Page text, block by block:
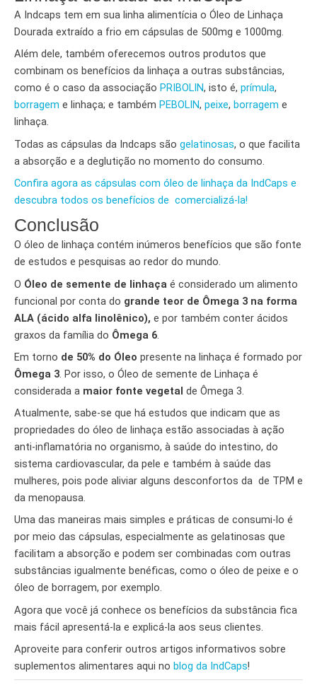
A Indcaps tem em sua linha alimentícia o Óleo de Linhaça
Dourada extraído a frio em cápsulas de 500mg e 1000mg.
Além dele, também oferecemos outros produtos que
combinam os benefícios da linhaça a outras substâncias,
como é o caso da associação PRIBOLIN, isto é, prímula,
borragem e linhaça; e também PEBOLIN, peixe, borragem e
linhaça.
Todas as cápsulas da Indcaps são gelatinosas, o que facilita
a absorção e a deglutição no momento do consumo.
Confira agora as cápsulas com óleo de linhaça da IndCaps e
descubra todos os benefícios de comercializá-la!
Conclusão
O óleo de linhaça contém inúmeros benefícios que são fonte
de estudos e pesquisas ao redor do mundo.
O Óleo de semente de linhaça é considerado um alimento
funcional por conta do grande teor de Ômega 3 na forma
ALA (ácido alfa linolênico), e por também conter ácidos
graxos da família do Ômega 6.
Em torno de 50% do Óleo presente na linhaça é formado por
Ômega 3. Por isso, o Óleo de semente de Linhaça é
considerada a maior fonte vegetal de Ômega 3.
Atualmente, sabe-se que há estudos que indicam que as
propriedades do óleo de linhaça estão associadas à ação
anti-inflamatória no organismo, à saúde do intestino, do
sistema cardiovascular, da pele e também à saúde das
mulheres, pois pode aliviar alguns desconfortos da de TPM e
da menopausa.
Uma das maneiras mais simples e práticas de consumi-lo é
por meio das cápsulas, especialmente as gelatinosas que
facilitam a absorção e podem ser combinadas com outras
substâncias igualmente benéficas, como o óleo de peixe e o
óleo de borragem, por exemplo.
Agora que você já conhece os benefícios da substância fica
mais fácil apresentá-la e explicá-la aos seus clientes.
Aproveite para conferir outros artigos informativos sobre
suplementos alimentares aqui no blog da IndCaps!